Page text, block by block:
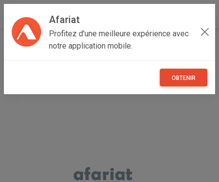
Afariat
Profitez d'une meilleure expérience avec
notre application mobile.
OBTENIR
Accueil Immobilier Cap bon - Sahel